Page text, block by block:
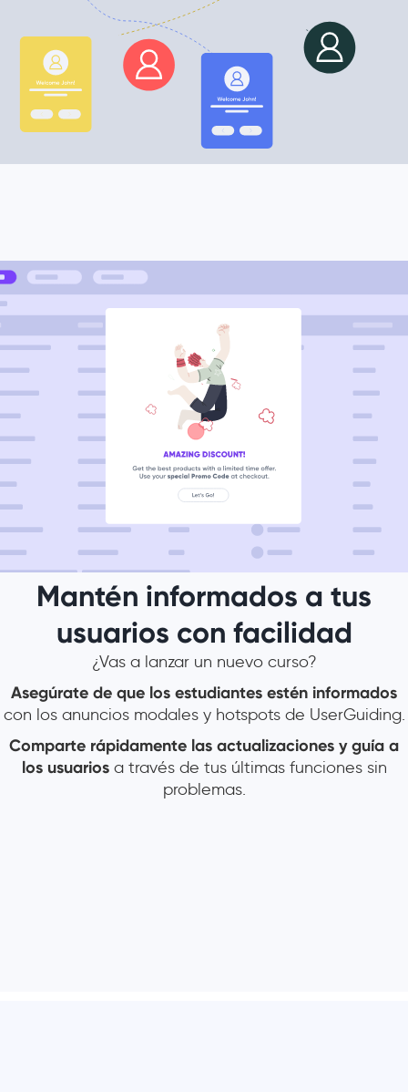
Mantén informados a tus
usuarios con facilidad
¿Vas a lanzar un nuevo curso?
Asegúrate de que los estudiantes estén informados
con los anuncios modales y hotspots de UserGuiding.
Comparte rápidamente las actualizaciones y guía a
los usuariosa través de tus últimas funciones sin
problemas.